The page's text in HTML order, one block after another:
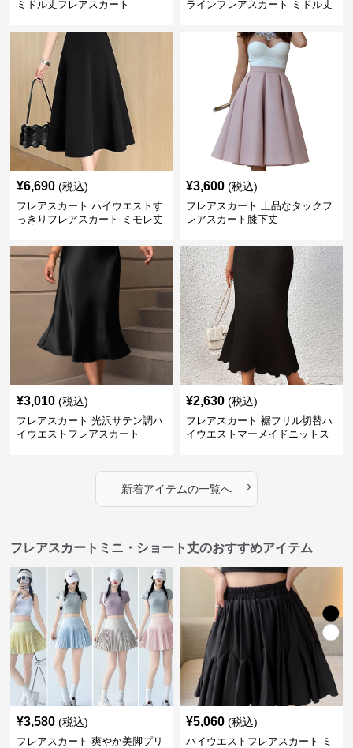
ミドル丈フレアスカート ラインフレアスカート ミドル丈
¥6,690 (税込)
フレアスカート ハイウエストす
っきりフレアスカート ミモレ丈
¥3,600 (税込)
フレアスカート 上品なタックフ
レアスカート膝下丈
¥3,010 (税込)
フレアスカート 光沢サテン調ハ
イウエストフレアスカート
¥2,630 (税込)
フレアスカート 裾フリル切替ハ
イウエストマーメイドニットス
新着アイテムの一覧へ ›
フレアスカートミニ・ショート丈のおすすめアイテム
¥3,580 (税込)
フレアスカート 爽やか美脚プリ
¥5,060 (税込)
ハイウエストフレアスカート ミ